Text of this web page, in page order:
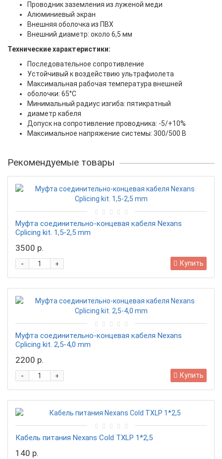
Проводник заземления из луженой меди
Алюминиевый экран
Внешняя оболочка из ПВХ
Внешний диаметр: около 6,5 мм
Технические характеристики:
Последовательное сопротивление
Устойчивый к воздействию ультрафиолета
Максимальная рабочая температура внешней
оболочки: 65°C
Минимальный радиус изгиба: пятикратный
диаметр кабеля
Допуск на сопротивление проводника: -5/+10%
Максимальное напряжение системы: 300/500 В
Рекомендуемые товары
Муфта соединительно-концевая кабеля Nexans
Сplicing kit. 1,5-2,5 mm
3500 р.
+
- Купить
Муфта соединительно-концевая кабеля Nexans
Сplicing kit. 2,5-4,0 mm
2200 р.
+
- Купить
Кабель питания Nexans Cold TXLP 1*2,5
140 р.